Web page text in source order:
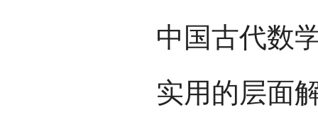
中国古代数
实用的层面